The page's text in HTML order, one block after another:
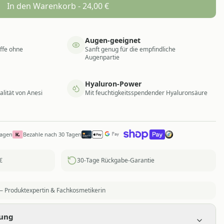
In den Warenkorb -24,00€
ohne
Augen-geeignet
Sanft genug für die empfindliche
Augenpartie
von Anesi
Hyaluron-Power
Mit feuchtigkeitsspendender Hyaluronsäure
Bezahle nach 30 Tagen
30-Tage Rückgabe-Garantie
& Fachkosmetikerin